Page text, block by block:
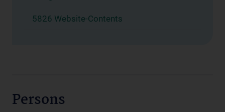
5826 Website-Contents
Persons